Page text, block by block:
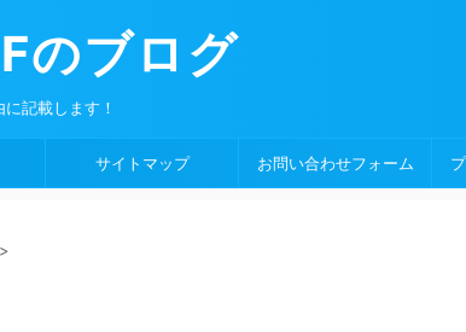
のブログ
記載します！
サイトマップ お問い合わせフォーム
>